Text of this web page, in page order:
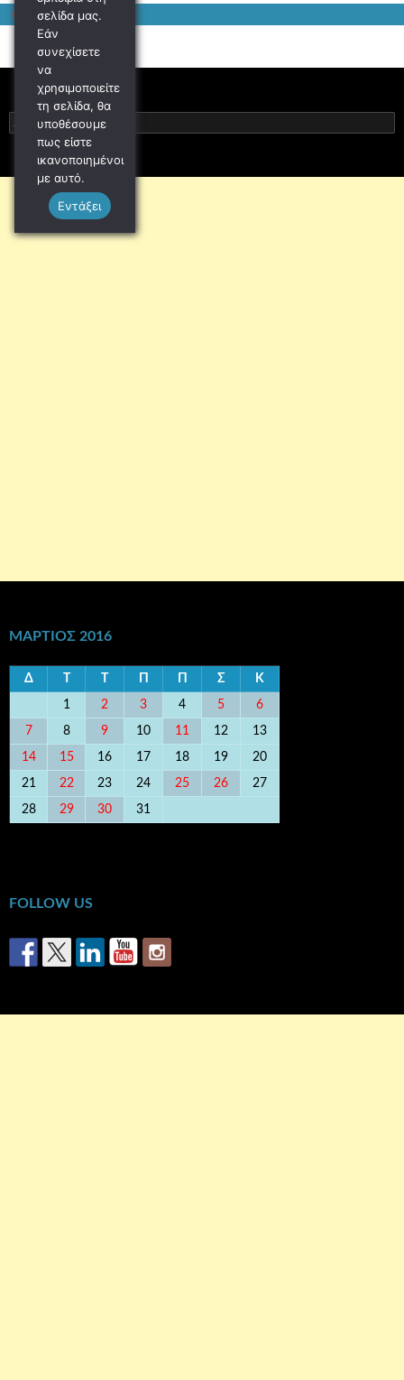
ΣΥΝΟΛΟ ΤΙΜΩΝ
Αναζήτηση
για:
ΜΆΡΤΙΟΣ 2016
Δ Τ Τ Π Π Σ Κ
1 2 3 4 5 6
7 8 9 10 11 12 13
14 15 16 17 18 19 20
21 22 23 24 25 26 27
28 29 30 31
FOLLOW US
σελίδα μας.
Εάν
συνεχίσετε
να
χρησιμοποιείτε
τη σελίδα, θα
υποθέσουμε
πως είστε
ικανοποιημένοι
με αυτό.
Εντάξει